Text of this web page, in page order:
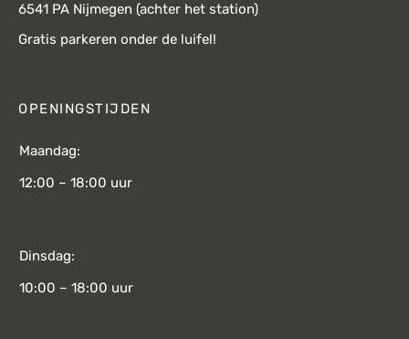
6541 PA Nijmegen (achter het station)
Gratis parkeren onder de luifel!
OPENINGSTIJDEN
Maandag:
12:00 – 18:00 uur
Dinsdag:
10:00 – 18:00 uur